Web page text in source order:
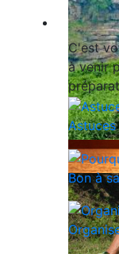
Guide
C'est
à venir
Bon à